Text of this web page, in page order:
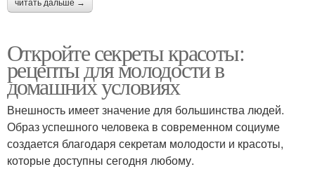
читать дальше →
Откройте секреты красоты:
рецепты для молодости в
домашних условиях
Внешность имеет значение для большинства людей.
Образ успешного человека в современном социуме
создается благодаря секретам молодости и красоты,
которые доступны сегодня любому.